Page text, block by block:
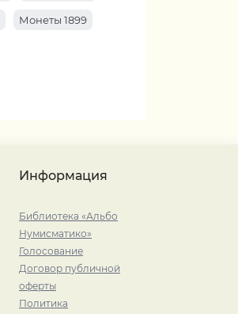
Монеты 1899
Информация
Библиотека «Альбо
Нумисматико»
Голосование
Договор публичной
оферты
Политика